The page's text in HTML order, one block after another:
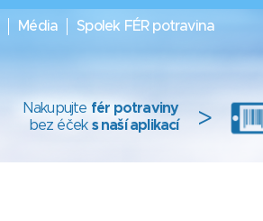
Média Spolek FÉR potravina
Nakupujte fér potraviny
bez éček s naší aplikací >